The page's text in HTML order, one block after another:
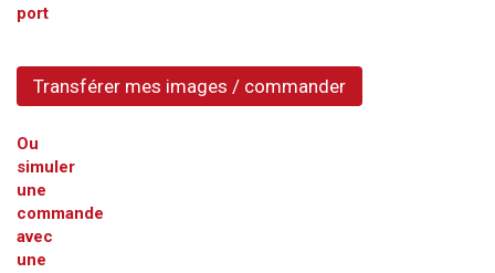
port
Transférer mes images / commander
Ou
simuler
une
commande
avec
une